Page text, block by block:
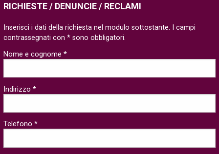
RICHIESTE / DENUNCIE / RECLAMI
Inserisci i dati della richiesta nel modulo sottostante. I campi
contrassegnati con * sono obbligatori.
Nome e cognome *
Indirizzo *
Telefono *